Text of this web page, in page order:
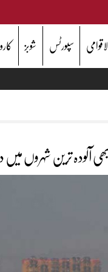
سپورٹس شوبز
ترین شہروں میں